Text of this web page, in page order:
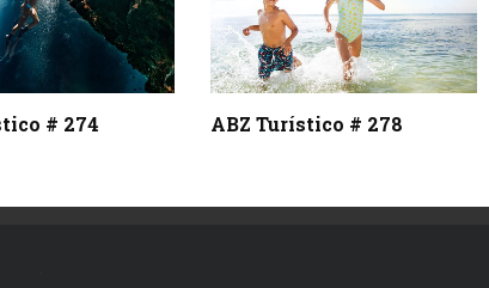
# 274 ABZ Turístico # 278